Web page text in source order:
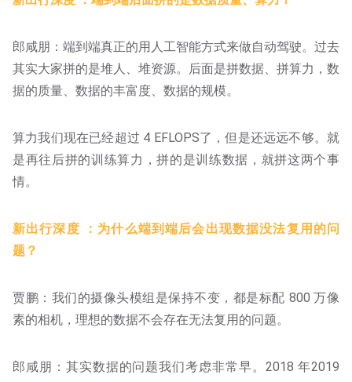
郎咸朋：端到端真正的用人工智能方式来做自动驾驶。过去
其实大家拼的是堆人、堆资源。后面是拼数据、拼算力，数
据的质量、数据的丰富度、数据的规模。
算力我们现在已经超过 4 EFLOPS了，但是还远远不够。就
是再往后拼的训练算力，拼的是训练数据，就拼这两个事
情。
新出行深度 ：为什么端到端后会出现数据没法复用的问
题？
贾鹏：我们的摄像头模组是保持不变，都是标配 800 万像
素的相机，理想的数据不会存在无法复用的问题。
郎咸朋：其实数据的问题我们考虑非常早。2018 年2019